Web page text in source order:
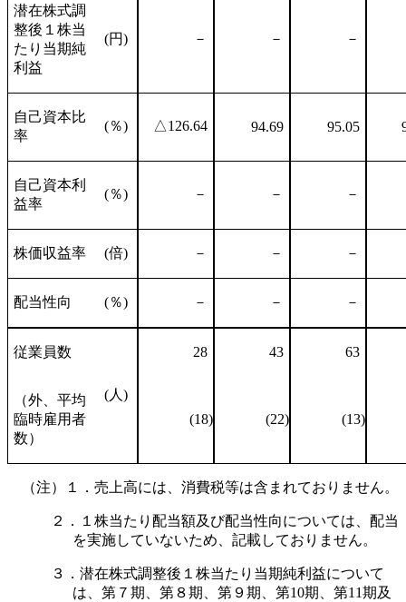
潜在株式調
整後１株当
たり当期純
利益
(円) － － －
自己資本比
率
(％) △126.64 94.69 95.05
自己資本利
益率
(％) － － －
株価収益率 (倍) － － －
配当性向 (％) － － －
従業員数
(人)
28 43 63
（外、平均
臨時雇用者
数）
(18) (22) (13)
（注）１．売上高には、消費税等は含まれておりません。
２．１株当たり配当額及び配当性向については、配当
を実施していないため、記載しておりません。
３．潜在株式調整後１株当たり当期純利益について
は、第７期、第８期、第９期、第10期、第11期及